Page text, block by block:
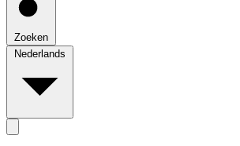
Zoeken
Nederlands